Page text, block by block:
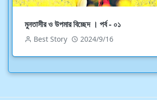
মুনতাসীর ও উপমার বিচ্ছেদ । পর্ব - ০১
Best Story 2024/9/16